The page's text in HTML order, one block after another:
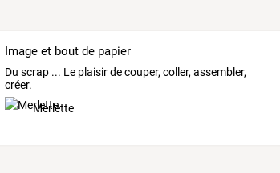
Image et bout de papier
Du scrap ... Le plaisir de couper, coller, assembler,
créer.
Merlette